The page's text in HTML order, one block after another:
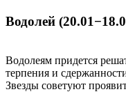
Водолей
Водолеям придется
терпения и
Звезды советуют